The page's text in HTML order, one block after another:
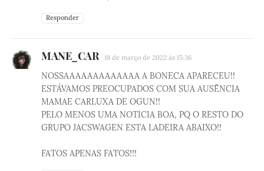
Responder
MANE_CAR 18 de março de 2022 às 15:36
NOSSAAAAAAAAAAAAA A BONECA APARECEU!!
ESTÁVAMOS PREOCUPADOS COM SUA AUSÊNCIA
MAMAE CARLUXA DE OGUN!!
PELO MENOS UMA NOTICIA BOA, PQ O RESTO DO
GRUPO JACSWAGEN ESTA LADEIRA ABAIXO!!
FATOS APENAS FATOS!!!